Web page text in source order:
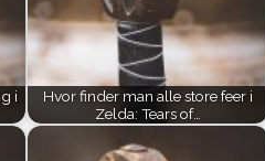
i
Hvor finder man alle store feer i
Zelda: Tears of…